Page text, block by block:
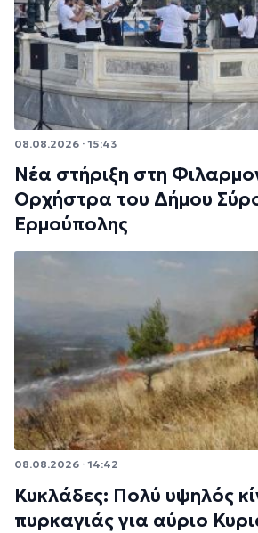
08.08.2026 · 15:43
Νέα στήριξη στη
Ορχήστρα του Δήμου
Ερμούπολης
08.08.2026 · 14:42
Κυκλάδες: Πολύ υψηλός
πυρκαγιάς για αύριο